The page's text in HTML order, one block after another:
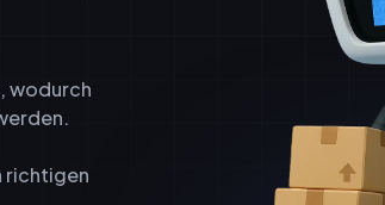
wodurch
richtigen